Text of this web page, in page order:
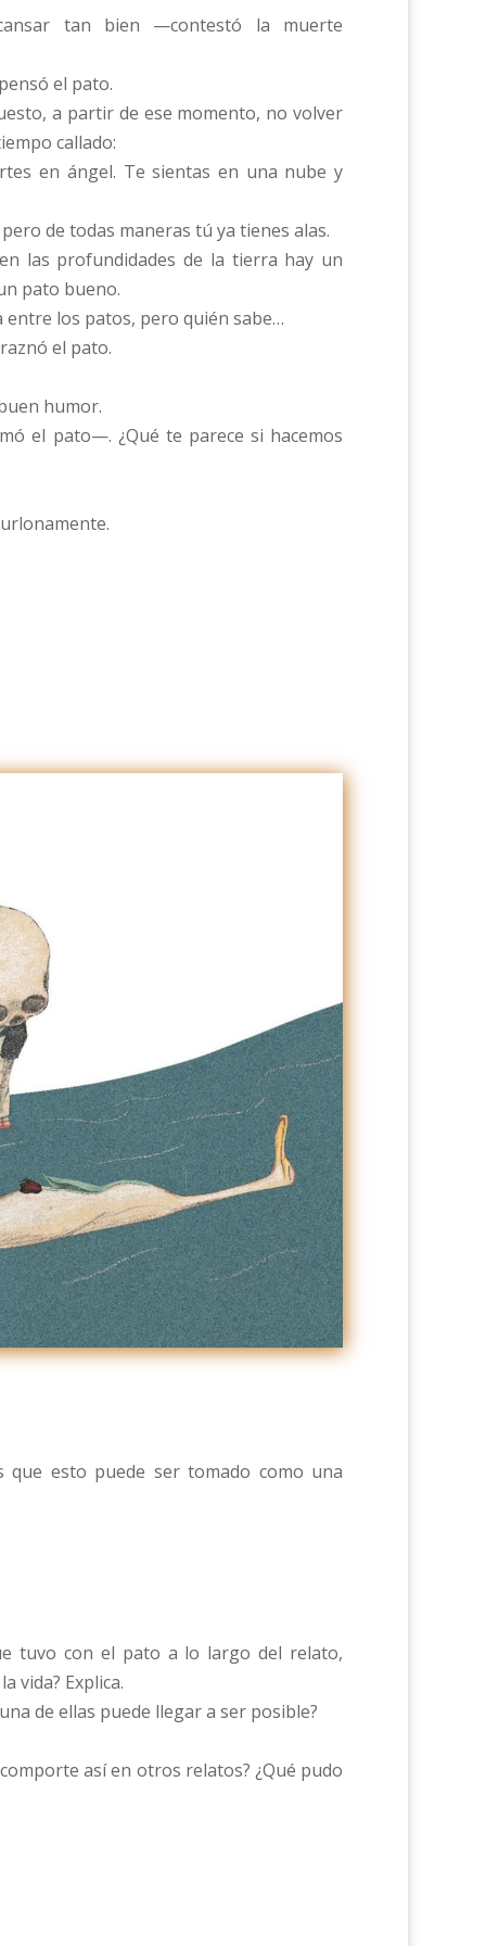
tan bien —contestó la muerte
el pato.
a partir de ese momento, no volver
callado:
en ángel. Te sientas en una nube y
de todas maneras tú ya tienes alas.
las profundidades de la tierra hay un
pato bueno.
los patos, pero quién sabe…
el pato.
humor.
el pato—. ¿Qué te parece si hacemos
que esto puede ser tomado como una
tuvo con el pato a lo largo del relato,
vida? Explica.
de ellas puede llegar a ser posible?
así en otros relatos? ¿Qué pudo